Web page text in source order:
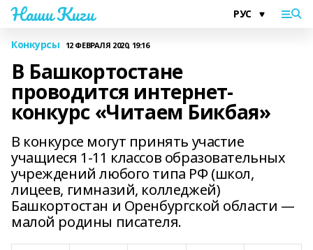
Наши Киги
Конкурсы 12 ФЕВРАЛЯ 2020, 19:16
В Башкортостане
проводится интернет-
конкурс «Читаем Бикбая»
В конкурсе могут принять участие
учащиеся 1-11 классов образовательных
учреждений любого типа РФ (школ,
лицеев, гимназий, колледжей)
Башкортостан и Оренбургской области —
малой родины писателя.